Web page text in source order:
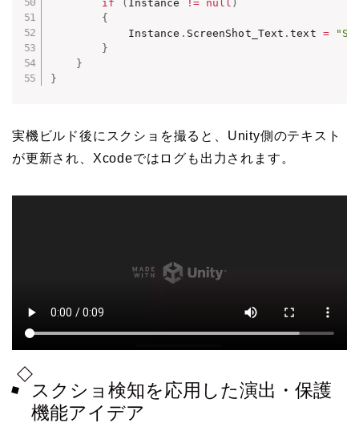
if ( Instance != null )
{
            Instance
. ScreenShot_Text .text =
}
}
}
実機ビルド後にスクショを撮ると、Unity側のテキスト
が更新され、Xcodeではログも出力されます。
スクショ検知を応用した演出・保護
機能アイデア